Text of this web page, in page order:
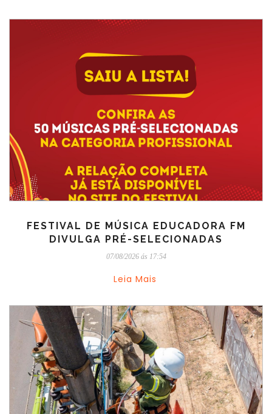
FESTIVAL DE MÚSICA EDUCADORA FM
DIVULGA PRÉ-SELECIONADAS
07/08/2026 ás 17:54
Leia Mais